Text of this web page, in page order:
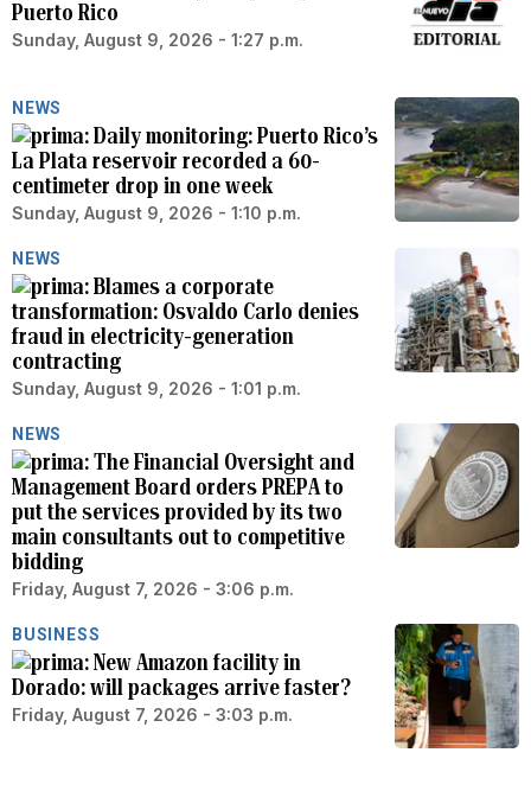
Puerto Rico
Sunday, August 9, 2026 - 1:27 p.m.
NEWS
Daily monitoring: Puerto Rico’s
La Plata reservoir recorded a 60-
centimeter drop in one week
Sunday, August 9, 2026 - 1:10 p.m.
NEWS
Blames a corporate
transformation: Osvaldo Carlo denies
fraud in electricity-generation
contracting
Sunday, August 9, 2026 - 1:01 p.m.
NEWS
The Financial Oversight and
Management Board orders PREPA to
put the services provided by its two
main consultants out to competitive
bidding
Friday, August 7, 2026 - 3:06 p.m.
BUSINESS
New Amazon facility in
Dorado: will packages arrive faster?
Friday, August 7, 2026 - 3:03 p.m.